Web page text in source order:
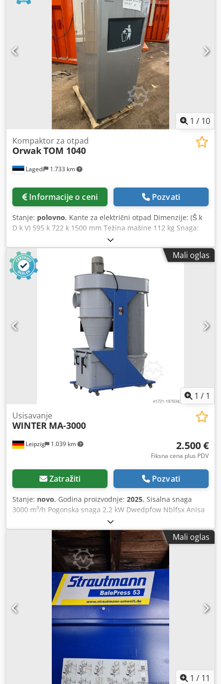
Pogon itd. spreman za povezivanje, motorna kontrola
opcionalna 6x podesiva mašinska stopala za poravnavanje
Ivica okna: 40x35mm (podesivo) Dwsdpfjht Ux Ajx Anija T-
20 studs - 400mm pitch (prilagodljivo) 2-slojno posebno
poprečno stabilno
1 / 10
Lagedi 1.733 km
Kompaktor za otpad
OrwakTOM 1040
Informacije o ceni Pozvati
Stanje: polovno, Kante za električni otpad Dimenzije: (Š k
D k V) 595 k 722 k 1500 mm Težina mašine 112 kg Snaga:
100-240 v. 50/60 Hz Odnos sabijanja do 7: 1 Dwodeu R
Uiaopfx Anija
Mali oglas
1 / 1
Leipzig 1.039 km
Usisavanje
WINTER MA-3000
2.500 €
Fiksna cena plus PDV
Zatražiti Pozvati
Stanje: novo, Godina proizvodnje: 2025, Sisalna snaga
3000 m³/h Pogonska snaga 2,2 kW Dwedpfow Nblfsx Anisa
Obrtaji 3000 o/min Prečnik priključka 200 mm Dimenzije
(dužina/širina/visina) 1250x700x2000 mm Težina 160 kg
WINTER usisni sistemi za metalne strugotine TIP MA-3000 -
Usisna snaga 3000 m³/h - Snaga motora 2,2 kW - Obrtaji
3000 o/min - Napon 400 V, 50 Hz - Prečnik usisnog
priključka 200 mm - Ciklonski separator - Kartušni filter - 1
posuda za strugotine sa steznim obručem 460 x 500 x 500
mm (115 litara) - Mobilan - Dimenzije D=1250, Š=700,
V=2000 mm - Težina 160 kg
Mali oglas
1 / 11